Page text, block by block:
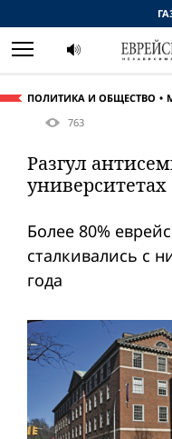
ПОЛИТИКА И ОБЩЕСТВО
763
Разгул
Более 80%
сталкивались с
года